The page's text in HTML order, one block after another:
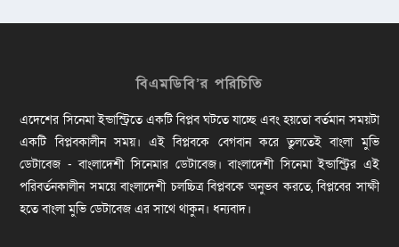
বিএমডিবি’র পরিচিতি
এদেশের সিনেমা ইন্ডাস্ট্রিতে একটি বিপ্লব ঘটতে যাচ্ছে এবং হয়তো বর্তমান সময়টা
একটি বিপ্লবকালীন সময়। এই বিপ্লবকে বেগবান করে তুলতেই বাংলা মুভি
ডেটাবেজ - বাংলাদেশী সিনেমার ডেটাবেজ। বাংলাদেশী সিনেমা ইন্ডাস্ট্রির এই
পরিবর্তনকালীন সময়ে বাংলাদেশী চলচ্চিত্র বিপ্লবকে অনুভব করতে, বিপ্লবের সাক্ষী
হতে বাংলা মুভি ডেটাবেজ এর সাথে থাকুন। ধন্যবাদ।